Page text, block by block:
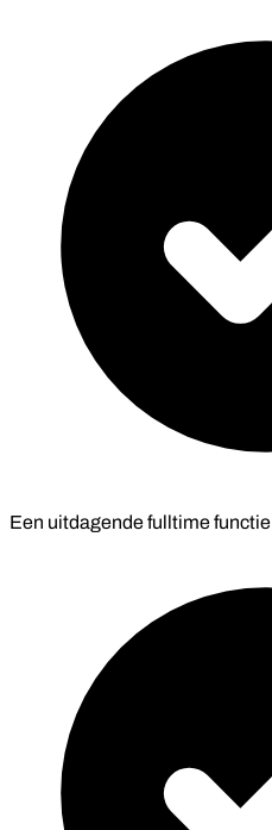
Een uitdagende fulltime functie